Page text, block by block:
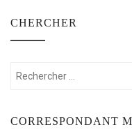
CHERCHER
Rechercher:
CORRESPONDANT